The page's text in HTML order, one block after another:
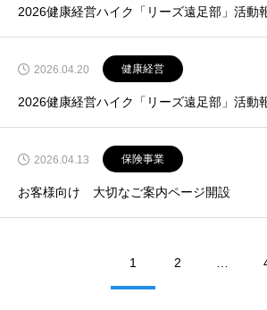
2026健康経営ハイク「リーズ遠足部」活動
2026.04.20 健康経営
2026健康経営ハイク「リーズ遠足部」活動
2026.04.13 保険事業
お客様向け 大切なご案内ページ開設
1 2